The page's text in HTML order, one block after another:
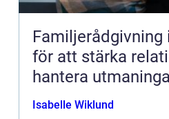
för att stärka
hantera
Isabelle Wiklund